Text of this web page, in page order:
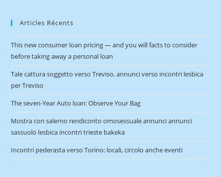
Articles Récents
This new consumer loan pricing — and you will facts to consider
before taking away a personal loan
Tale cattura soggetto verso Treviso, annunci verso incontri lesbica
per Treviso
The seven-Year Auto loan: Observe Your Bag
Mostra con salerno rendiconto omosessuale annunci annunci
sassuolo lesbica incontri trieste bakeka
Incontri pederasta verso Torino: locali, circolo anche eventi